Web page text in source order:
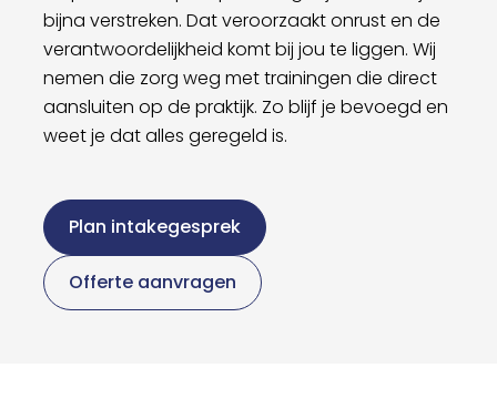
bijna verstreken. Dat veroorzaakt onrust en de
verantwoordelijkheid komt bij jou te liggen. Wij
nemen die zorg weg met trainingen die direct
aansluiten op de praktijk. Zo blijf je bevoegd en
weet je dat alles geregeld is.
Plan intakegesprek
Offerte aanvragen